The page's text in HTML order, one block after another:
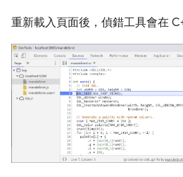
重新載入頁面後，偵錯工具會在